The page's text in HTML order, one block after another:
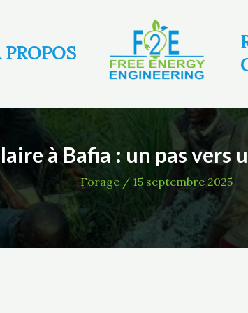
PROPOS
à Bafia : un pas vers
Forage / 15 septembre 2025